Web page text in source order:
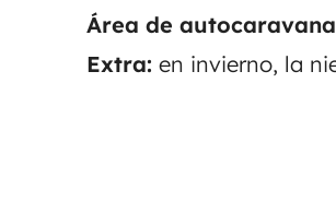
Área de
Extra: en invierno, la